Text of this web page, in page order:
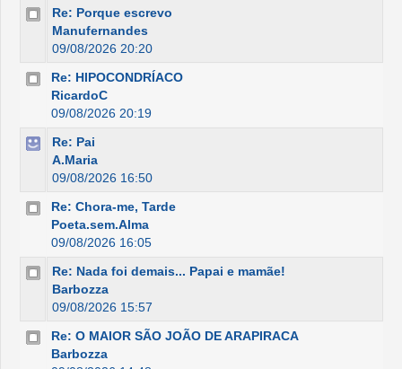
Re: Porque escrevo
Manufernandes
09/08/2026 20:20
Re: HIPOCONDRÍACO
RicardoC
09/08/2026 20:19
Re: Pai
A.Maria
09/08/2026 16:50
Re: Chora-me, Tarde
Poeta.sem.Alma
09/08/2026 16:05
Re: Nada foi demais... Papai e mamãe!
Barbozza
09/08/2026 15:57
Re: O MAIOR SÃO JOÃO DE ARAPIRACA
Barbozza